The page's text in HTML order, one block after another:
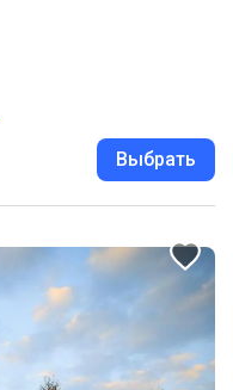
Выбрать